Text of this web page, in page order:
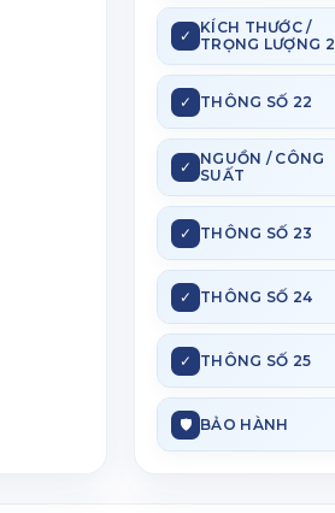
✓
KÍCH THƯỚC /
TRỌNG LƯỢNG 2
✓ THÔNG SỐ 22
✓
NGUỒN / CÔNG
SUẤT
✓ THÔNG SỐ 23
✓ THÔNG SỐ 24
✓ THÔNG SỐ 25
🛡 BẢO HÀNH